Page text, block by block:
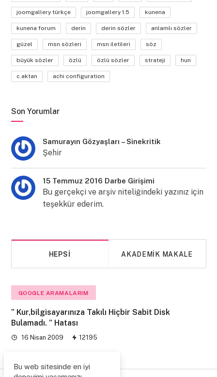
joomgallery türkçe joomgallery 1.5 kunena
kunena forum derin derin sözler anlamlı sözler
güzel msn sözleri msn iletileri söz
büyük sözler özlü özlü sözler strateji hun
c.aktan achi configuration
Son Yorumlar
Samurayın Gözyaşları – Sinekritik
Şehir
15 Temmuz 2016 Darbe Girişimi
Bu gerçekçi ve arşiv niteliğindeki yazınız için
teşekkür ederim.
HEPSI AKADEMIK MAKALE
GOOGLE ARAMALARIM
” Kur,bilgisayarınıza Takılı Hiçbir Sabit Disk
Bulamadı. ” Hatası
16 Nisan 2009 12195
Bu web sitesinde en iyi